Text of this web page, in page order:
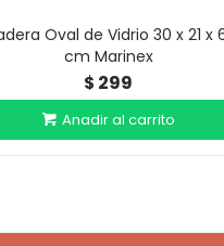
Oval de Vidrio 30 x 21 x
cm Marinex
$ 299